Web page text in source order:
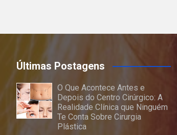
Últimas Postagens
O Que Acontece Antes e
Depois do Centro Cirúrgico: A
Realidade Clínica que Ninguém
Te Conta Sobre Cirurgia
Plástica